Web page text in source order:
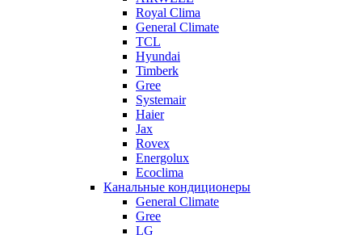
Royal Clima
General Climate
TCL
Hyundai
Timberk
Gree
Systemair
Haier
Jax
Rovex
Energolux
Ecoclima
Канальные кондиционеры
General Climate
Gree
LG